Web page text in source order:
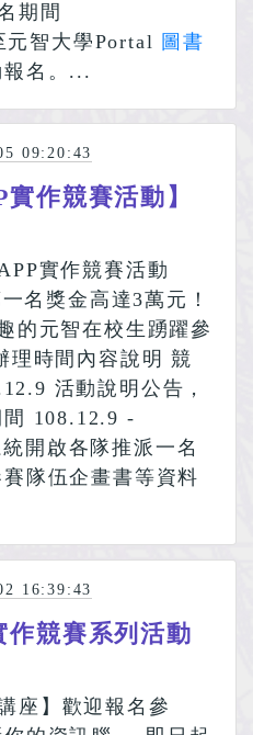
期間
元智大學Portal 圖書
報名。...
09:20:43
實作競賽活動】
實作競賽活動
名獎金高達3萬元！
的元智在校生踴躍參
活動說明公告，
開啟各隊推派一名
16:39:43
作競賽系列活動
座】歡迎報名參